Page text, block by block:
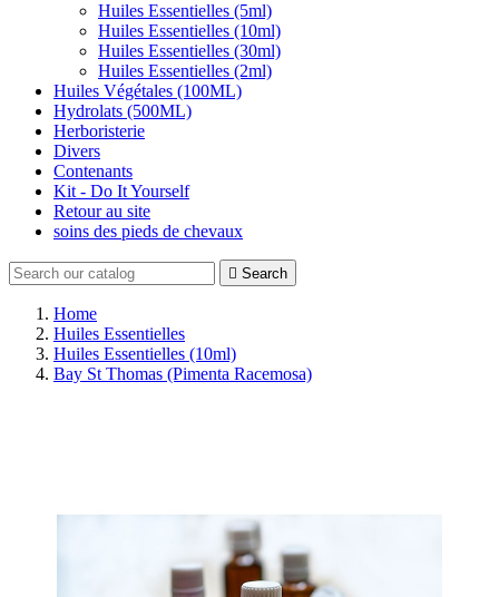
Huiles Essentielles (5ml)
Huiles Essentielles (10ml)
Huiles Essentielles (30ml)
Huiles Essentielles (2ml)
Huiles Végétales (100ML)
Hydrolats (500ML)
Herboristerie
Divers
Contenants
Kit - Do It Yourself
Retour au site
soins des pieds de chevaux
 Search
Home
Huiles Essentielles
Huiles Essentielles (10ml)
Bay St Thomas (Pimenta Racemosa)